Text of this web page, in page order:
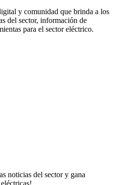
y comunidad que brinda a los
del sector, información de
para el sector eléctrico.
noticias del sector y gana